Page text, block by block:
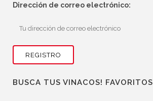
Dirección de correo electrónico:
BUSCA TUS VINACOS! FAVORITOS